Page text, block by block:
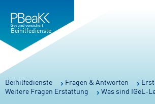
springen
springen
Verweis
zur
Startseite
Beihilfedienste
Sie
sind
Beihilfedienste Fragen & Antworten
Weitere Fragen Erstattung
Was sind IGeL-